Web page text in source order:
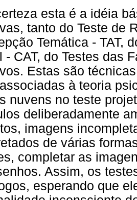
esta é a idéia
tanto do Teste de
Temática - TAT,
- CAT, do Testes das
Estas são
à teoria
nuvens no teste
deliberadamente
imagens
de várias
completar as
Assim, os
esperando que